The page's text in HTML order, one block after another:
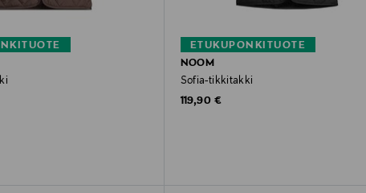
ETUKUPONKITUOTE
NOOM
Sofia-tikkitakki
Original Price
119,90 €